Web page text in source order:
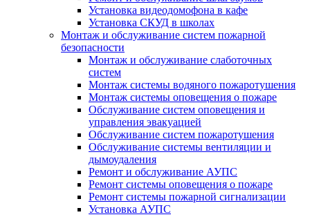
Установка видеодомофона в кафе
Установка СКУД в школах
Монтаж и обслуживание систем пожарной
безопасности
Монтаж и обслуживание слаботочных
систем
Монтаж системы водяного пожаротушения
Монтаж системы оповещения о пожаре
Обслуживание систем оповещения и
управления эвакуацией
Обслуживание систем пожаротушения
Обслуживание системы вентиляции и
дымоудаления
Ремонт и обслуживание АУПС
Ремонт системы оповещения о пожаре
Ремонт системы пожарной сигнализации
Установка АУПС